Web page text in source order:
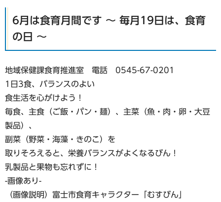
6月は食育月間です ～ 毎月19日は、食育
の日 ～
地域保健課食育推進室 電話 0545-67-0201
1日3食、バランスのよい
食生活を心がけよう！
毎食、主食（ご飯・パン・麺）、主菜（魚・肉・卵・大豆
製品）、
副菜（野菜・海藻・きのこ）を
取りそろえると、栄養バランスがよくなるびん！
乳製品と果物も忘れずに！
-画像あり-
（画像説明）富士市食育キャラクター「むすびん」